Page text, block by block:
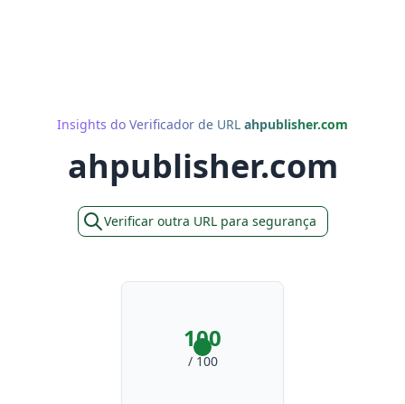
Insights do Verificador de URL ahpublisher.com
ahpublisher.com
Verificar outra URL para segurança
100
/ 100